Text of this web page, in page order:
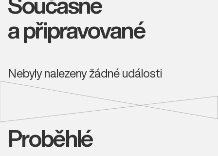
a připravované
Nebyly nalezeny žádné události
Proběhlé